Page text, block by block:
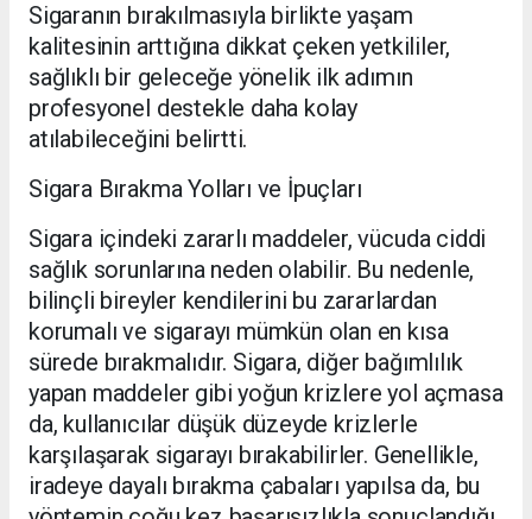
Sigaranın bırakılmasıyla birlikte yaşam
kalitesinin arttığına dikkat çeken yetkililer,
sağlıklı bir geleceğe yönelik ilk adımın
profesyonel destekle daha kolay
atılabileceğini belirtti.
Sigara Bırakma Yolları ve İpuçları
Sigara içindeki zararlı maddeler, vücuda ciddi
sağlık sorunlarına neden olabilir. Bu nedenle,
bilinçli bireyler kendilerini bu zararlardan
korumalı ve sigarayı mümkün olan en kısa
sürede bırakmalıdır. Sigara, diğer bağımlılık
yapan maddeler gibi yoğun krizlere yol açmasa
da, kullanıcılar düşük düzeyde krizlerle
karşılaşarak sigarayı bırakabilirler. Genellikle,
iradeye dayalı bırakma çabaları yapılsa da, bu